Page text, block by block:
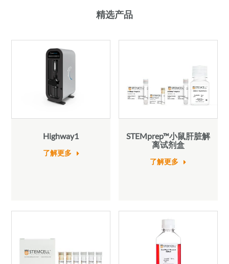
精选产品
Highway1
了解更多
STEMprep™小鼠肝脏解
离试剂盒
了解更多